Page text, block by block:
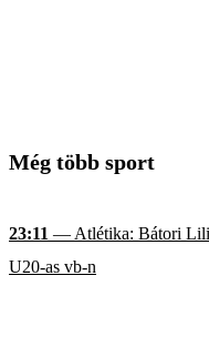
Még több sport
23:11 — Atlétika: Bátori
U20-as vb-n